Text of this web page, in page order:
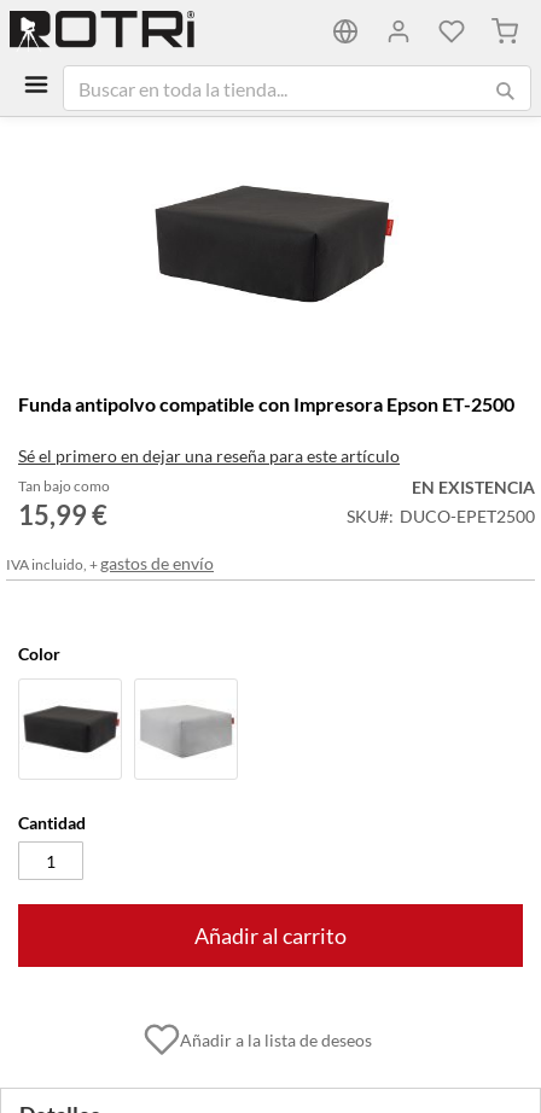
Mi
al
de
la
galería
imágenes
Funda antipolvo compatible con Impresora Epson ET-2500
Sé el primero en dejar una reseña para este artículo
Tan bajo como
15,99 €
EN EXISTENCIA
SKU
DUCO-EPET2500
IVA incluido, +gastos de envío
Color
Cantidad
Añadir al carrito
Añadir a la lista de deseos